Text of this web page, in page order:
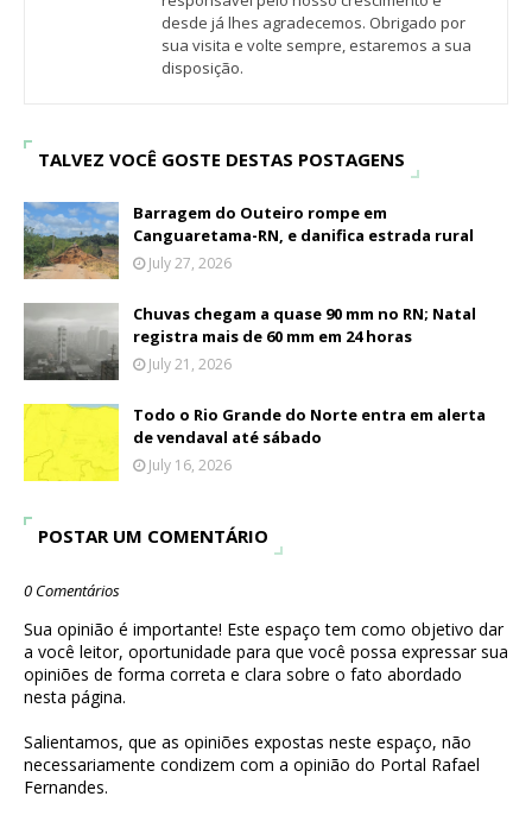
desde já lhes agradecemos. Obrigado por
sua visita e volte sempre, estaremos a sua
disposição.
TALVEZ VOCÊ GOSTE DESTAS POSTAGENS
Barragem do Outeiro rompe em
Canguaretama-RN, e danifica estrada rural
July 27, 2026
Chuvas chegam a quase 90 mm no RN; Natal
registra mais de 60 mm em 24 horas
July 21, 2026
Todo o Rio Grande do Norte entra em alerta
de vendaval até sábado
July 16, 2026
POSTAR UM COMENTÁRIO
0 Comentários
Sua opinião é importante! Este espaço tem como objetivo dar
a você leitor, oportunidade para que você possa expressar sua
opiniões de forma correta e clara sobre o fato abordado
nesta página.
Salientamos, que as opiniões expostas neste espaço, não
necessariamente condizem com a opinião do Portal Rafael
Fernandes.